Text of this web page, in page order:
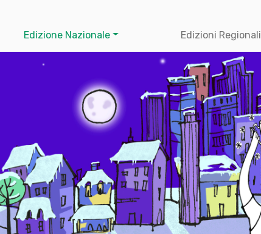
Edizione Nazionale Edizioni Regionali